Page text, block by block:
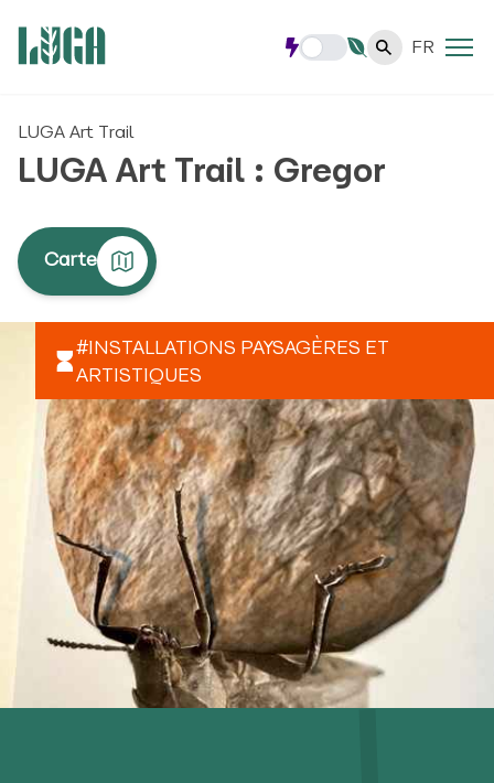
FR
#INSTALLATIONS PAYSAGÈRES ET
ARTISTIQUES
LUGA Art Trail
LUGA Art Trail : Gregor
Carte